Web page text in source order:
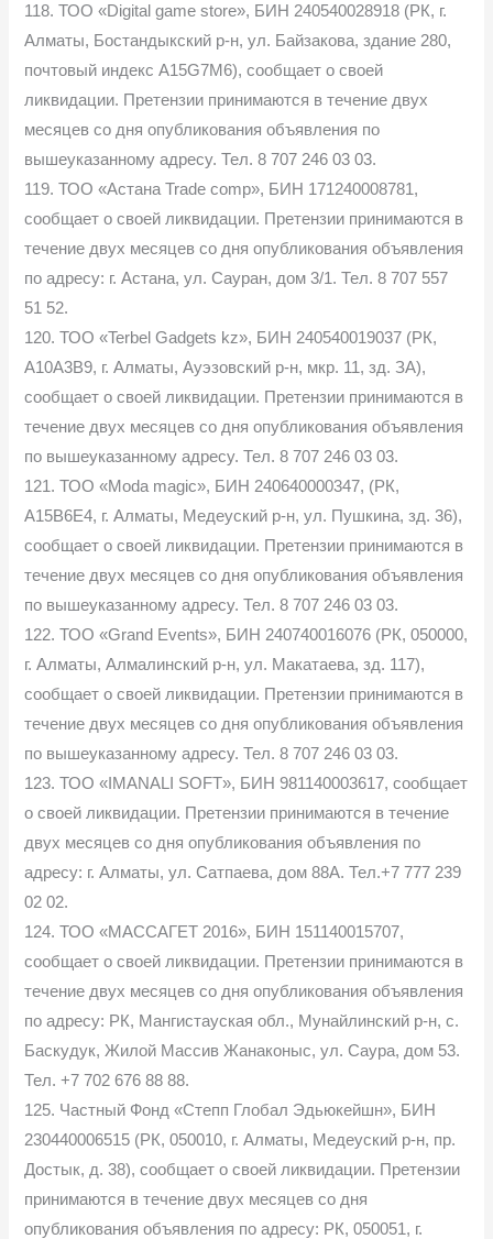
118. ТОО «Digital game store», БИН 240540028918 (РК, г.
Алматы, Бостандыкский р-н, ул. Байзакова, здание 280,
почтовый индекс A15G7M6), сообщает о своей
ликвидации. Претензии принимаются в течение двух
месяцев со дня опубликования объявления по
вышеуказанному адресу. Тел. 8 707 246 03 03.
119. ТОО «Aстана Trade comp», БИН 171240008781,
сообщает о своей ликвидации. Претензии принимаются в
течение двух месяцев со дня опубликования объявления
по адресу: г. Астана, ул. Сауран, дом 3/1. Тел. 8 707 557
51 52.
120. ТОО «Terbel Gadgets kz», БИН 240540019037 (РК,
A10A3B9, г. Алматы, Ауэзовский р-н, мкр. 11, зд. ЗА),
сообщает о своей ликвидации. Претензии принимаются в
течение двух месяцев со дня опубликования объявления
по вышеуказанному адресу. Тел. 8 707 246 03 03.
121. ТОО «Moda magic», БИН 240640000347, (РК,
A15B6E4, г. Алматы, Медеуский р-н, ул. Пушкина, зд. 36),
сообщает о своей ликвидации. Претензии принимаются в
течение двух месяцев со дня опубликования объявления
по вышеуказанному адресу. Тел. 8 707 246 03 03.
122. ТОО «Grand Events», БИН 240740016076 (РК, 050000,
г. Алматы, Алмалинский р-н, ул. Макатаева, зд. 117),
сообщает о своей ликвидации. Претензии принимаются в
течение двух месяцев со дня опубликования объявления
по вышеуказанному адресу. Тел. 8 707 246 03 03.
123. ТОО «IMANALI SOFT», БИН 981140003617, сообщает
о своей ликвидации. Претензии принимаются в течение
двух месяцев со дня опубликования объявления по
адресу: г. Алматы, ул. Сатпаева, дом 88А. Тел.+7 777 239
02 02.
124. ТОО «МАССАГЕТ 2016», БИН 151140015707,
сообщает о своей ликвидации. Претензии принимаются в
течение двух месяцев со дня опубликования объявления
по адресу: РК, Мангистауская обл., Мунайлинский р-н, с.
Баскудук, Жилой Массив Жанаконыс, ул. Саура, дом 53.
Тел. +7 702 676 88 88.
125. Частный Фонд «Степп Глобал Эдьюкейшн», БИН
230440006515 (РК, 050010, г. Алматы, Медеуский р-н, пр.
Достык, д. 38), сообщает о своей ликвидации. Претензии
принимаются в течение двух месяцев со дня
опубликования объявления по адресу: РК, 050051, г.